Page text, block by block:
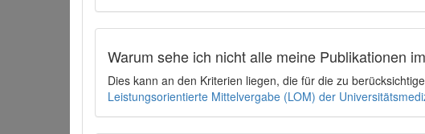
Warum sehe ich nicht alle meine Publikationen
Dies kann an den Kriterien liegen, die für die zu
Leistungsorientierte Mittelvergabe (LOM) der